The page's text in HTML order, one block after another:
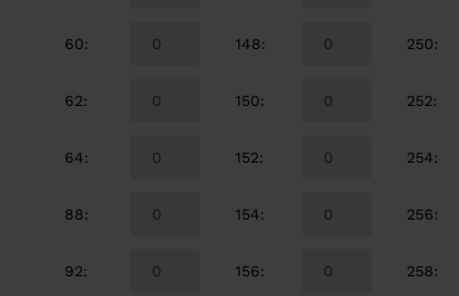
60:
62:
64:
88:
92:
148:
150:
152:
154:
156:
250:
252:
254:
256:
258: